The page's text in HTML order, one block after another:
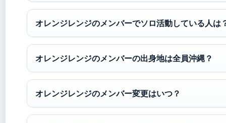
オレンジレンジのメンバーでソロ活動している人は
オレンジレンジのメンバーの出身地は全員沖縄？
オレンジレンジのメンバー変更はいつ？